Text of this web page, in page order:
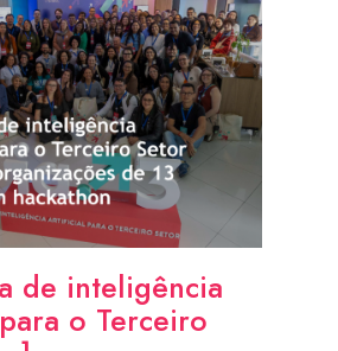
de inteligência
o Terceiro